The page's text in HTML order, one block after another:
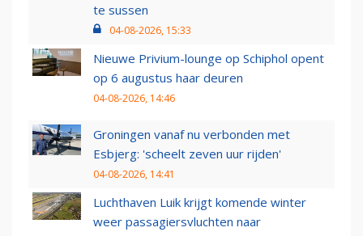
te sussen
04-08-2026, 15:33
Nieuwe Privium-lounge op Schiphol opent
op 6 augustus haar deuren
04-08-2026, 14:46
Groningen vanaf nu verbonden met
Esbjerg: 'scheelt zeven uur rijden'
04-08-2026, 14:41
Luchthaven Luik krijgt komende winter
weer passagiersvluchten naar